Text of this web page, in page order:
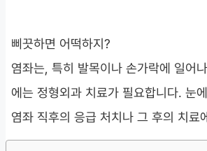
삐끗하면 어떡하지?
염좌는, 특히 발목이나 손가락에 일어
에는 정형외과 치료가 필요합니다. 눈
염좌 직후의 응급 처치나 그 후의 치료